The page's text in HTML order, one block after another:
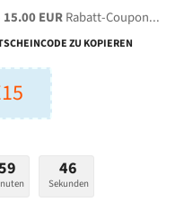
Bi-Metall
15.00 EURRabatt-Coupon...
ZU KOPIEREN
45
Sekunden